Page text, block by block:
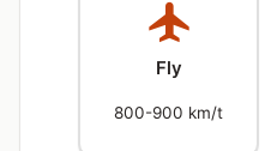
Fly
800-900 km/t